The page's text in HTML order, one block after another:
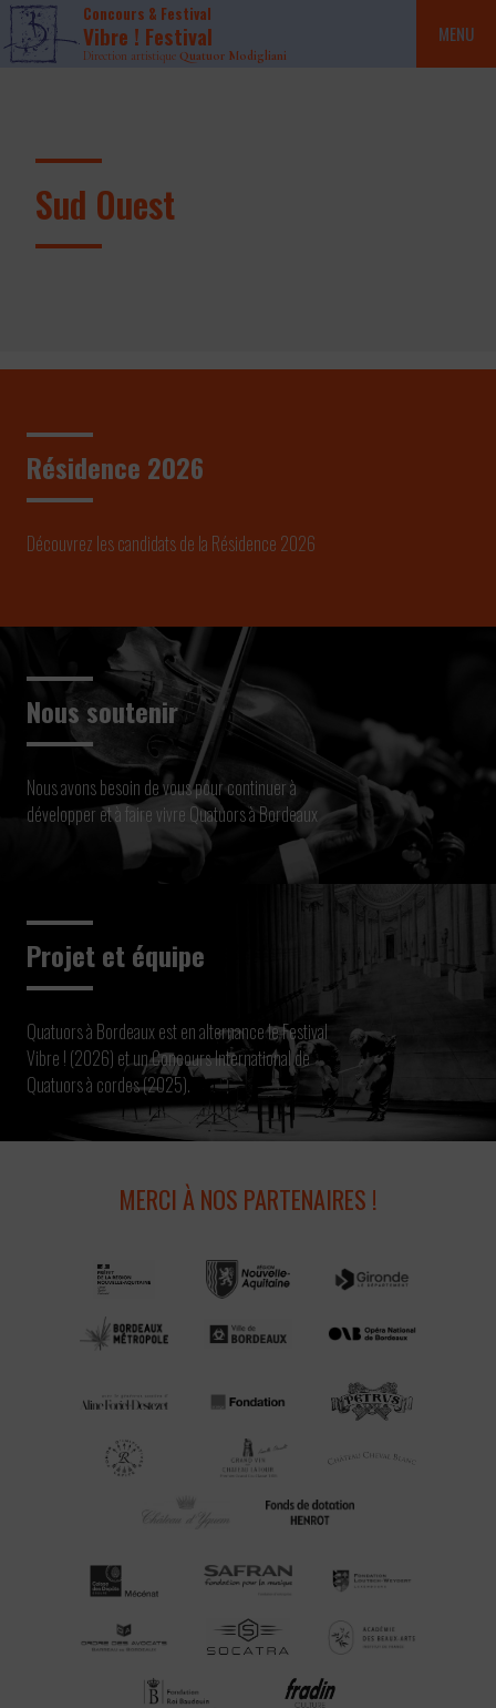
Concours & Festival
Vibre ! Festival
Direction artistique Quatuor Modigliani
MENU
Sud Ouest
Résidence 2026
Découvrez les candidats de la Résidence 2026
Nous soutenir
Nous avons besoin de vous pour continuer à
développer et à faire vivre Quatuors à Bordeaux
Projet et équipe
Quatuors à Bordeaux est en alternance le Festival
Vibre ! (2026) et un Concours International de
Quatuors à cordes (2025).
MERCI À NOS PARTENAIRES !